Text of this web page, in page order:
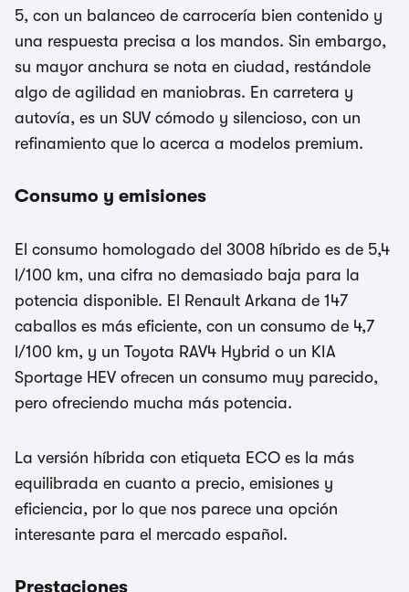
5, con un balanceo de carrocería bien contenido y
una respuesta precisa a los mandos. Sin embargo,
su mayor anchura se nota en ciudad, restándole
algo de agilidad en maniobras. En carretera y
autovía, es un SUV cómodo y silencioso, con un
refinamiento que lo acerca a modelos premium.
Consumo y emisiones
El consumo homologado del 3008 híbrido es de 5,4
l/100 km, una cifra no demasiado baja para la
potencia disponible. El Renault Arkana de 147
caballos es más eficiente, con un consumo de 4,7
l/100 km, y un Toyota RAV4 Hybrid o un KIA
Sportage HEV ofrecen un consumo muy parecido,
pero ofreciendo mucha más potencia.
La versión híbrida con etiqueta ECO es la más
equilibrada en cuanto a precio, emisiones y
eficiencia, por lo que nos parece una opción
interesante para el mercado español.
Prestaciones